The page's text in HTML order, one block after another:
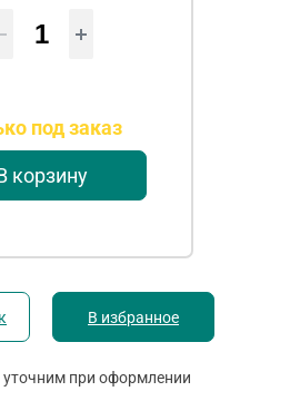
под заказ
корзину
В избранное
уточним при оформлении